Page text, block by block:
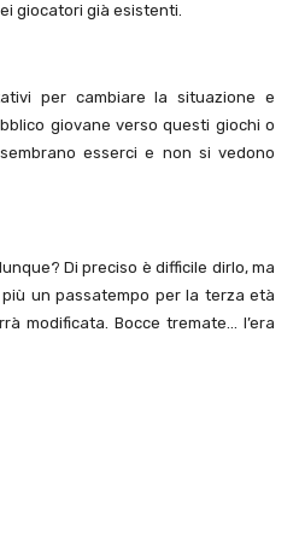
giocatori già esistenti.
per cambiare la situazione e
giovane verso questi giochi o
esserci e non si vedono
Di preciso è difficile dirlo, ma
un passatempo per la terza età
modificata. Bocce tremate… l’era